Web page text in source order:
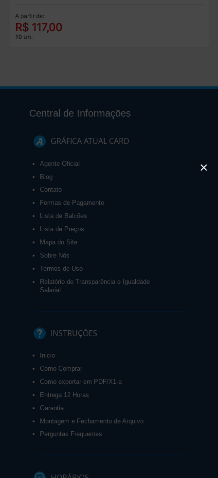
A partir de:
R$ 117,00
10 un.
Central de Informações
GRÁFICA ATUAL CARD
Agente Oficial
Blog
Contato
Formas de Pagamento
Lista de Balcões
Lista de Preços
Mapa do Site
Sobre Nós
Termos de Uso
Relatório de Transparência e Igualdade
Salarial
INSTRUÇÕES
Inicio
Como Comprar
Como exportar em PDF/X1-a
Entrega 12 Horas
Garantia
Montagem e Fechamento de Arquivo
Perguntas Frequentes
×